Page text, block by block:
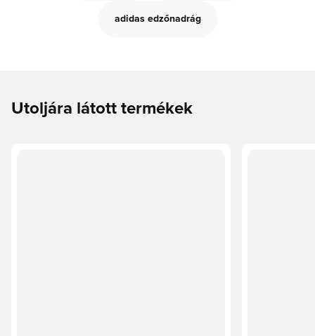
adidas edzőnadrág
Utoljára látott termékek